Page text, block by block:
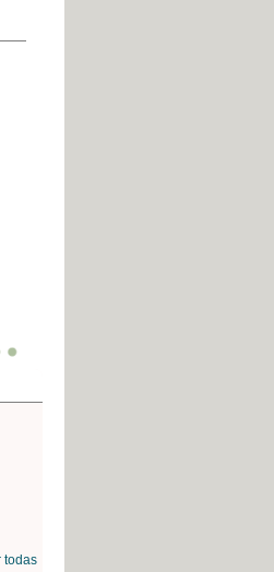
todas